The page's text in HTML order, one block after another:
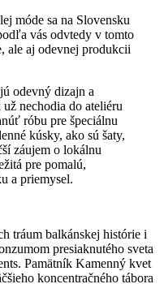
móde sa na Slovensku
vás odvtedy v tomto
ale aj odevnej produkcii
odevný dizajn a
nechodia do ateliéru
róbu pre špeciálnu
kúsky, ako sú šaty,
záujem o lokálnu
pre pomalú,
a priemysel.
tráum balkánskej histórie i
presiaknutého sveta
Pamätník Kamenný kvet
koncentračného tábora